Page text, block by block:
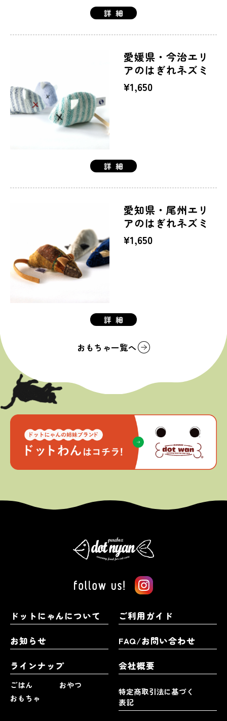
詳細
愛媛県・今治エリ
アのはぎれネズミ
¥1,650
詳細
愛知県・尾州エリ
アのはぎれネズミ
¥1,650
詳細
おもちゃ一覧へ
ドットにゃんについて
お知らせ
ラインナップ
ごはん
おやつ
おもちゃ
ご利用ガイド
FAQ/お問い合わせ
会社概要
特定商取引法に基づく
表記